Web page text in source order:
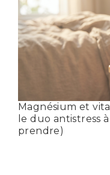
Magnésium et
le duo antistress
prendre)